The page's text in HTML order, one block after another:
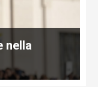
nella